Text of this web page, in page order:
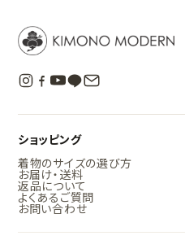
ショッピング
着物のサイズの選び方
お届け・送料
返品について
よくあるご質問
お問い合わせ